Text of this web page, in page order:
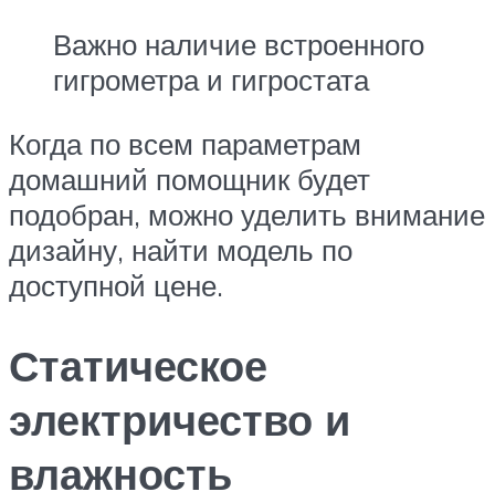
Важно наличие встроенного
гигрометра и гигростата
Когда по всем параметрам
домашний помощник будет
подобран, можно уделить внимание
дизайну, найти модель по
доступной цене.
Статическое
электричество и
влажность